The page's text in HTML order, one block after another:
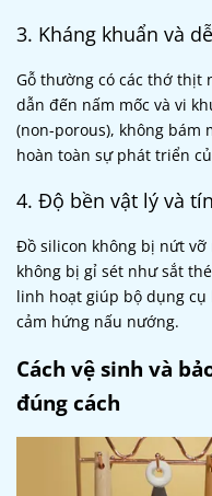
3. Kháng khuẩn và
Gỗ thường có các thớ thịt
dẫn đến nấm mốc và vi
(non-porous), không bám
hoàn toàn sự phát triển
4. Độ bền vật lý và
Đồ silicon không bị nứt vỡ
không bị gỉ sét như sắt
linh hoạt giúp bộ dụng
cảm hứng nấu nướng.
Cách vệ sinh và
đúng cách